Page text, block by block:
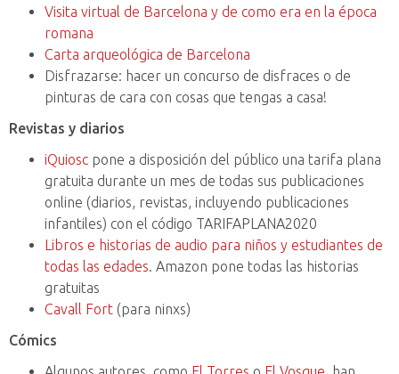
Visita virtual de Barcelona y de como era en la época
romana
Carta arqueológica de Barcelona
Disfrazarse: hacer un concurso de disfraces o de
pinturas de cara con cosas que tengas a casa!
Revistas y diarios
iQuiosc pone a disposición del público una tarifa plana
gratuita durante un mes de todas sus publicaciones
online (diarios, revistas, incluyendo publicaciones
infantiles) con el código TARIFAPLANA2020
Libros e historias de audio para niños y estudiantes de
todas las edades. Amazon pone todas las historias
gratuitas
Cavall Fort (para ninxs)
Cómics